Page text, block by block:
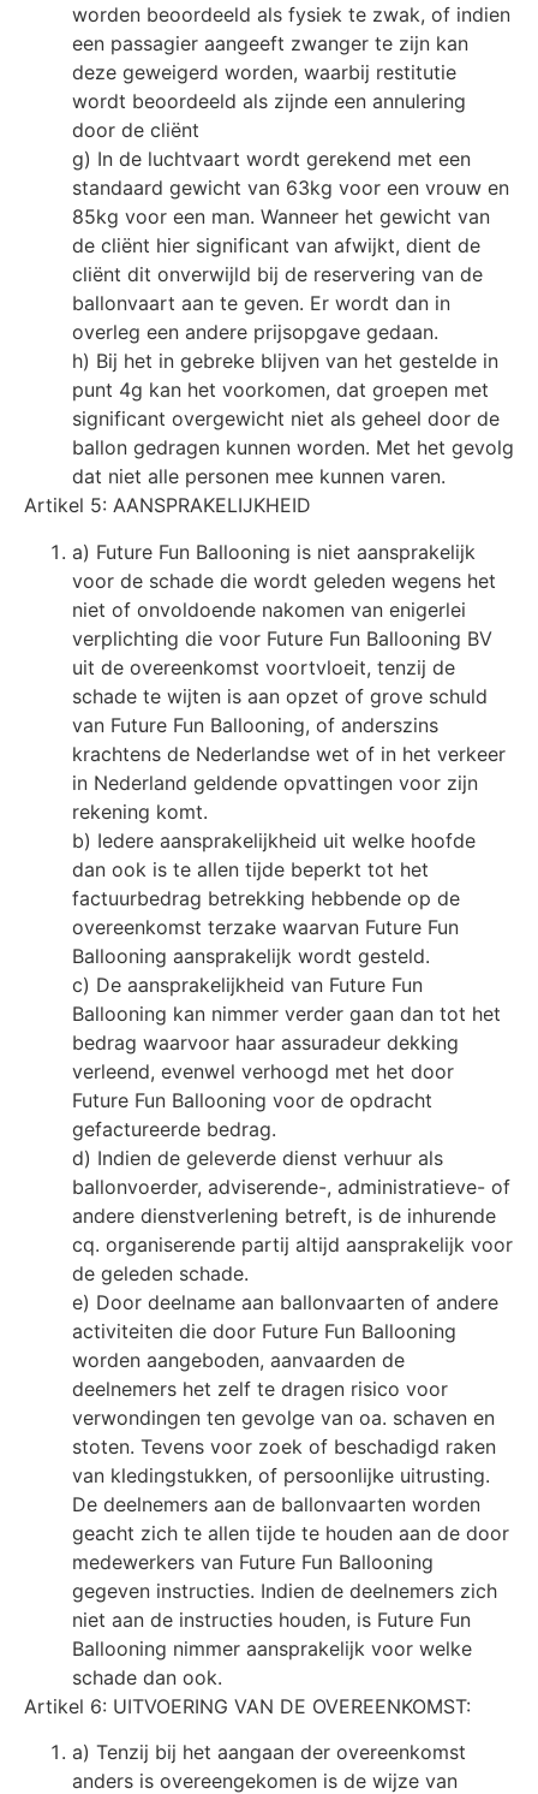
worden beoordeeld als fysiek te zwak, of indien
een passagier aangeeft zwanger te zijn kan
deze geweigerd worden, waarbij restitutie
wordt beoordeeld als zijnde een annulering
door de cliënt
g) In de luchtvaart wordt gerekend met een
standaard gewicht van 63kg voor een vrouw en
85kg voor een man. Wanneer het gewicht van
de cliënt hier significant van afwijkt, dient de
cliënt dit onverwijld bij de reservering van de
ballonvaart aan te geven. Er wordt dan in
overleg een andere prijsopgave gedaan.
h) Bij het in gebreke blijven van het gestelde in
punt 4g kan het voorkomen, dat groepen met
significant overgewicht niet als geheel door de
ballon gedragen kunnen worden. Met het gevolg
dat niet alle personen mee kunnen varen.
Artikel 5: AANSPRAKELIJKHEID
a) Future Fun Ballooning is niet aansprakelijk
voor de schade die wordt geleden wegens het
niet of onvoldoende nakomen van enigerlei
verplichting die voor Future Fun Ballooning BV
uit de overeenkomst voortvloeit, tenzij de
schade te wijten is aan opzet of grove schuld
van Future Fun Ballooning, of anderszins
krachtens de Nederlandse wet of in het verkeer
in Nederland geldende opvattingen voor zijn
rekening komt.
b) Iedere aansprakelijkheid uit welke hoofde
dan ook is te allen tijde beperkt tot het
factuurbedrag betrekking hebbende op de
overeenkomst terzake waarvan Future Fun
Ballooning aansprakelijk wordt gesteld.
c) De aansprakelijkheid van Future Fun
Ballooning kan nimmer verder gaan dan tot het
bedrag waarvoor haar assuradeur dekking
verleend, evenwel verhoogd met het door
Future Fun Ballooning voor de opdracht
gefactureerde bedrag.
d) Indien de geleverde dienst verhuur als
ballonvoerder, adviserende-, administratieve- of
andere dienstverlening betreft, is de inhurende
cq. organiserende partij altijd aansprakelijk voor
de geleden schade.
e) Door deelname aan ballonvaarten of andere
activiteiten die door Future Fun Ballooning
worden aangeboden, aanvaarden de
deelnemers het zelf te dragen risico voor
verwondingen ten gevolge van oa. schaven en
stoten. Tevens voor zoek of beschadigd raken
van kledingstukken, of persoonlijke uitrusting.
De deelnemers aan de ballonvaarten worden
geacht zich te allen tijde te houden aan de door
medewerkers van Future Fun Ballooning
gegeven instructies. Indien de deelnemers zich
niet aan de instructies houden, is Future Fun
Ballooning nimmer aansprakelijk voor welke
schade dan ook.
Artikel 6: UITVOERING VAN DE OVEREENKOMST:
a) Tenzij bij het aangaan der overeenkomst
anders is overeengekomen is de wijze van